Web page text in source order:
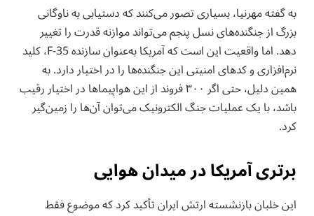
به گفته مهرنیا، بسیاری تصور می‌کنند که دستیابی به ناوگانی
بزرگ از جنگنده‌های نسل پنجم می‌تواند موازنه قدرت را تغییر
دهد. اما واقعیت این است که آمریکا به‌عنوان سازنده F-35، کلید
نرم‌افزاری و کدهای امنیتی این جنگنده‌ها را در اختیار دارد. به
همین دلیل، حتی اگر ۳۰۰ فروند از این هواپیماها در اختیار رقیب
باشد، با یک عملیات جنگ الکترونیک می‌توان آن‌ها را زمین‌گیر
کرد.
برتری آمریکا در میدان هوایی
این خلبان بازنشسته ارتش ایران تأکید کرد که موضوع فقط